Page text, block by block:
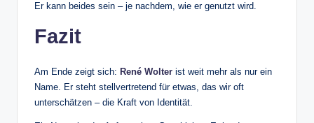
Er kann beides sein – je nachdem, wie er genutzt wird.
Fazit
Am Ende zeigt sich: René Wolter ist weit mehr als nur ein
Name. Er steht stellvertretend für etwas, das wir oft
unterschätzen – die Kraft von Identität.